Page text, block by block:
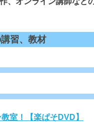
習、教材
室！【楽ぱそDVD】